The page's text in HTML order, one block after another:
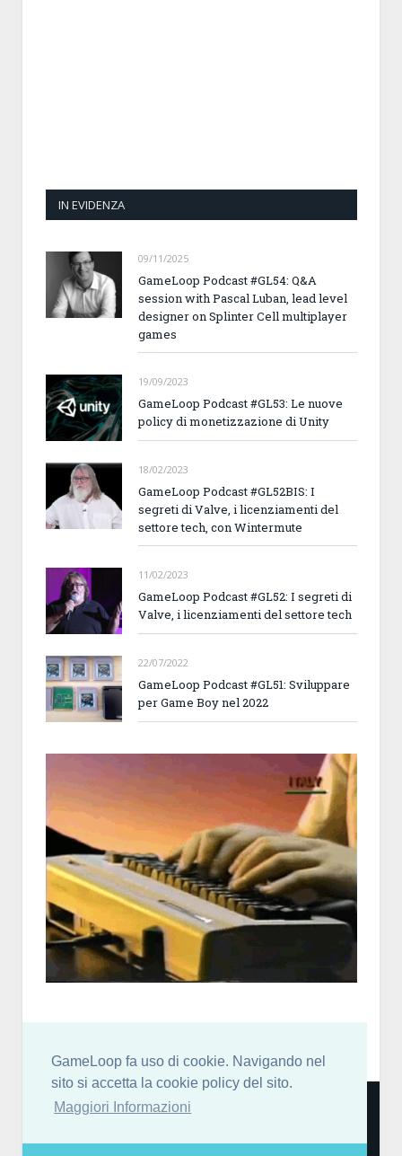
GameLoop fa uso di cookie. Navigando nel
sito si accetta la cookie policy del sito.
Maggiori Informazioni
IN EVIDENZA
09/11/2025
GameLoop Podcast #GL54: Q&A
session with Pascal Luban, lead level
designer on Splinter Cell multiplayer
games
19/09/2023
GameLoop Podcast #GL53: Le nuove
policy di monetizzazione di Unity
18/02/2023
GameLoop Podcast #GL52BIS: I
segreti di Valve, i licenziamenti del
settore tech, con Wintermute
11/02/2023
GameLoop Podcast #GL52: I segreti di
Valve, i licenziamenti del settore tech
22/07/2022
GameLoop Podcast #GL51: Sviluppare
per Game Boy nel 2022
Community italiana per sviluppatori di videogiochi: news,
blog, forum, chat discord, risorse, guide, tutorial e molto